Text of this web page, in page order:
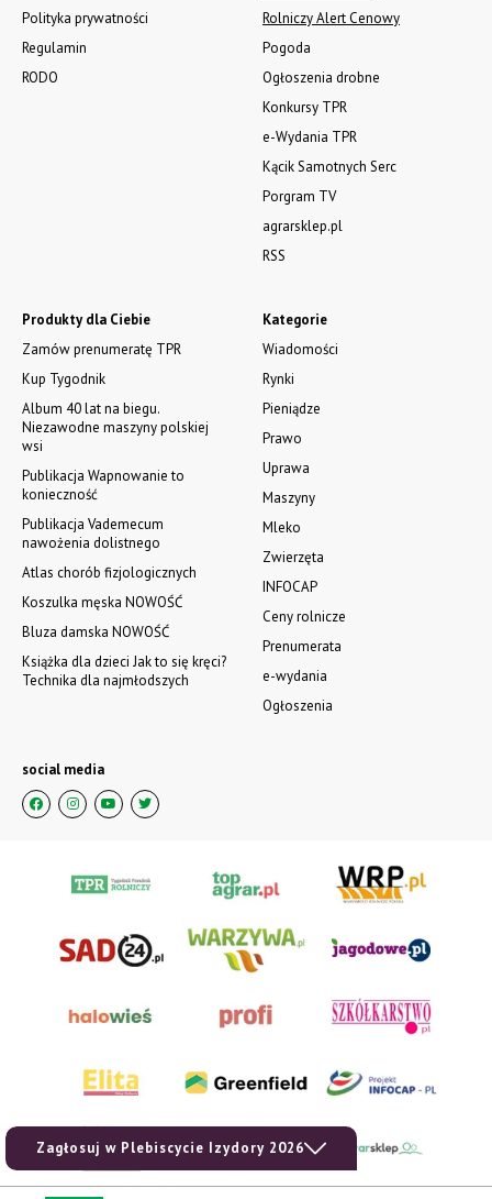
Zagłosuj w Plebiscycie Izydory 2026
Polityka prywatności
Regulamin
RODO
Kategorie
Wiadomości
Rynki
Pieniądze
Prawo
Uprawa
Maszyny
Mleko
Zwierzęta
INFOCAP
Ceny rolnicze
Prenumerata
e-wydania
Ogłoszenia
Produkty dla Ciebie
Zamów prenumeratę TPR
Kup Tygodnik
Album 40 lat na biegu.
Niezawodne maszyny polskiej
wsi
Publikacja Wapnowanie to
konieczność
Publikacja Vademecum
nawożenia dolistnego
Atlas chorób fizjologicznych
Koszulka męska NOWOŚĆ
Bluza damska NOWOŚĆ
Książka dla dzieci Jak to się kręci?
Technika dla najmłodszych
Rolniczy Alert Cenowy
Pogoda
Ogłoszenia drobne
Konkursy TPR
e-Wydania TPR
Kącik Samotnych Serc
Porgram TV
agrarsklep.pl
RSS
social media